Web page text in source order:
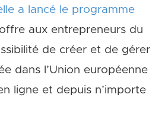
a lancé le programme
aux entrepreneurs du
de créer et de gérer
dans l’Union européenne
ligne et depuis n’importe